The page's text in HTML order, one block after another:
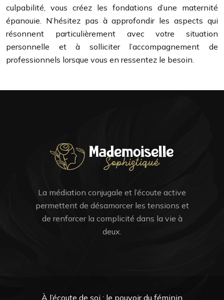
culpabilité, vous créez les fondations d’une maternité
épanouie. N’hésitez pas à approfondir les aspects qui
résonnent particulièrement avec votre situation
personnelle et à solliciter l’accompagnement de
professionnels lorsque vous en ressentez le besoin.
La médiation conjugale et l’écoute active
permettent de désamorcer les tensions et
de renforcer la complicité dans la vie à
deux.
À l’écoute de soi : le pouvoir du féminin